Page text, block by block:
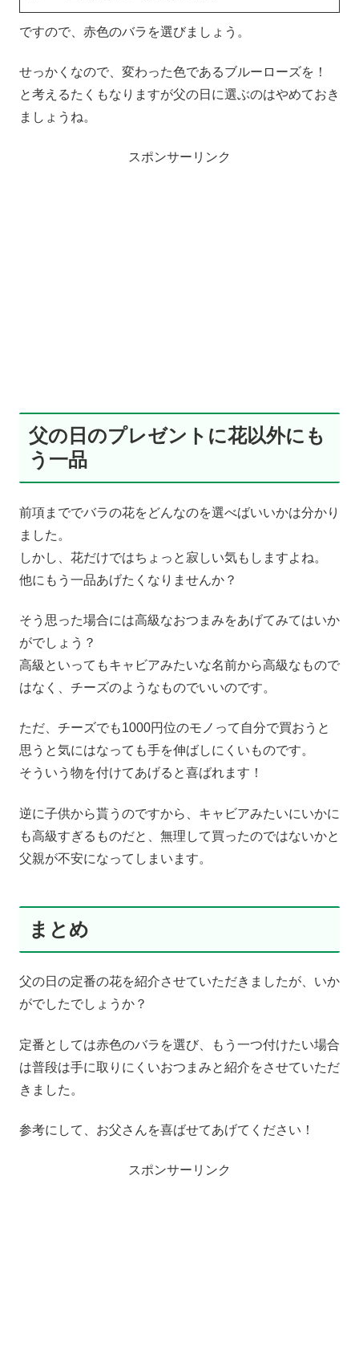
ですので、赤色のバラを選びましょう。
せっかくなので、変わった色であるブルーローズを！
と考えるたくもなりますが父の日に選ぶのはやめておき
ましょうね。
スポンサーリンク
父の日のプレゼントに花以外にも
う一品
前項まででバラの花をどんなのを選べばいいかは分かり
ました。
しかし、花だけではちょっと寂しい気もしますよね。
他にもう一品あげたくなりませんか？
そう思った場合には高級なおつまみをあげてみてはいか
がでしょう？
高級といってもキャビアみたいな名前から高級なもので
はなく、チーズのようなものでいいのです。
ただ、チーズでも1000円位のモノって自分で買おうと
思うと気にはなっても手を伸ばしにくいものです。
そういう物を付けてあげると喜ばれます！
逆に子供から貰うのですから、キャビアみたいにいかに
も高級すぎるものだと、無理して買ったのではないかと
父親が不安になってしまいます。
まとめ
父の日の定番の花を紹介させていただきましたが、いか
がでしたでしょうか？
定番としては赤色のバラを選び、もう一つ付けたい場合
は普段は手に取りにくいおつまみと紹介をさせていただ
きました。
参考にして、お父さんを喜ばせてあげてください！
スポンサーリンク